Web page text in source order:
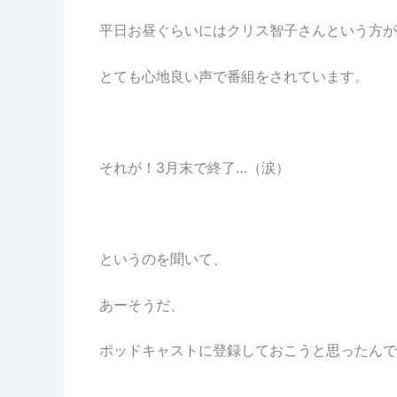
平日お昼ぐらいにはクリス智子さんという方が
とても心地良い声で番組をされています。
それが！3月末で終了…（涙）
というのを聞いて、
あーそうだ、
ポッドキャストに登録しておこうと思ったん